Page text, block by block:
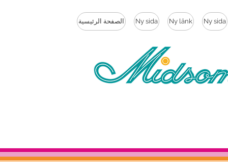
الصفحة الرئيسية Ny sida Ny länk Ny sida